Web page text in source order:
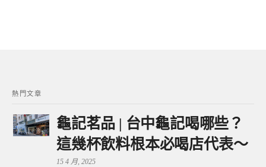
熱門文章
龜記茗品 | 台中龜記喝哪些？
這幾杯飲料根本必喝店代表～
15 4 月, 2025